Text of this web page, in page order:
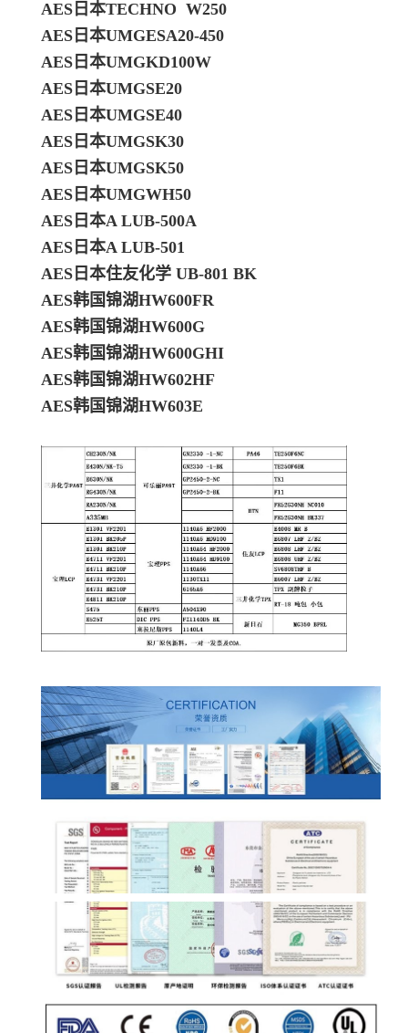
AES日本TECHNO W250
AES日本UMGESA20-450
AES日本UMGKD100W
AES日本UMGSE20
AES日本UMGSE40
AES日本UMGSK30
AES日本UMGSK50
AES日本UMGWH50
AES日本A LUB-500A
AES日本A LUB-501
AES日本住友化学 UB-801 BK
AES韩国锦湖HW600FR
AES韩国锦湖HW600G
AES韩国锦湖HW600GHI
AES韩国锦湖HW602HF
AES韩国锦湖HW603E